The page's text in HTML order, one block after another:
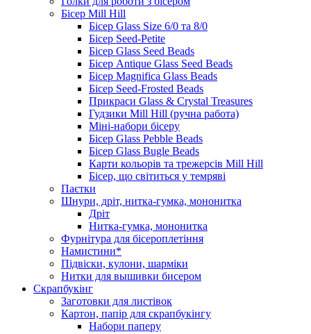
Бісер Mill Hill
Бісер Glass Size 6/0 та 8/0
Бісер Seed-Petite
Бісер Glass Seed Beads
Бісер Antique Glass Seed Beads
Бісер Magnifica Glass Beads
Бісер Seed-Frosted Beads
Прикраси Glass & Crystal Treasures
Гудзики Mill Hill (ручна работа)
Міні-набори бісеру
Бісер Glass Pebble Beads
Бісер Glass Bugle Beads
Карти кольорів та трежерсів Mill Hill
Бісер, що світиться у темряві
Паєтки
Шнури, дріт, нитка-гумка, мононитка
Дріт
Нитка-гумка, мононитка
Фурнітура для бісероплетіння
Намистини*
Підвіски, кулони, шарміки
Нитки для вышивки бисером
Скрапбукінг
Заготовки для листівок
Картон, папір для скрапбукінгу
Набори паперу